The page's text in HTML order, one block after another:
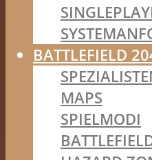
BATTLEFIELD
MAPS
SPIELMODI